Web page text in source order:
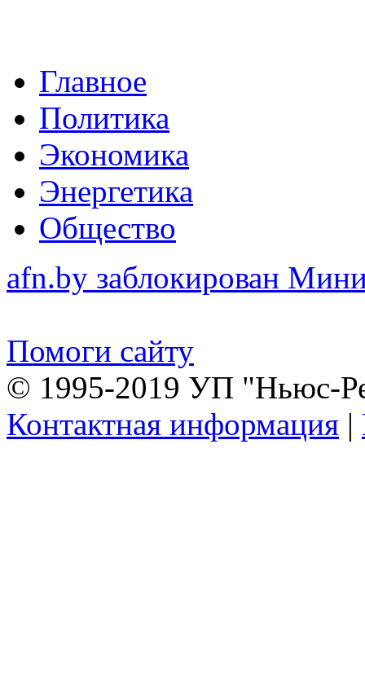
Главное
Политика
Экономика
Энергетика
Общество
afn.by заблокирован
Помоги сайту
© 1995-2019 УП "Ньюс-
Контактная информация |